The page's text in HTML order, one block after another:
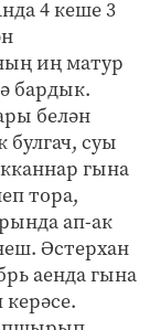
4 кеше 3
иң матур
бардык.
белән
булгач, суы
гына
тора,
ап-ак
Әстерхан
аенда гына